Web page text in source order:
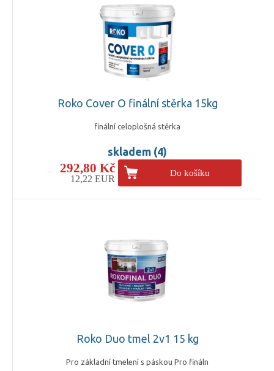
Roko Cover O finální stěrka 15kg
finální celoplošná stěrka
skladem (4)
292,80 Kč
12,22 EUR
Do košíku
Roko Duo tmel 2v1 15 kg
Pro základní tmelení s páskou Pro fináln